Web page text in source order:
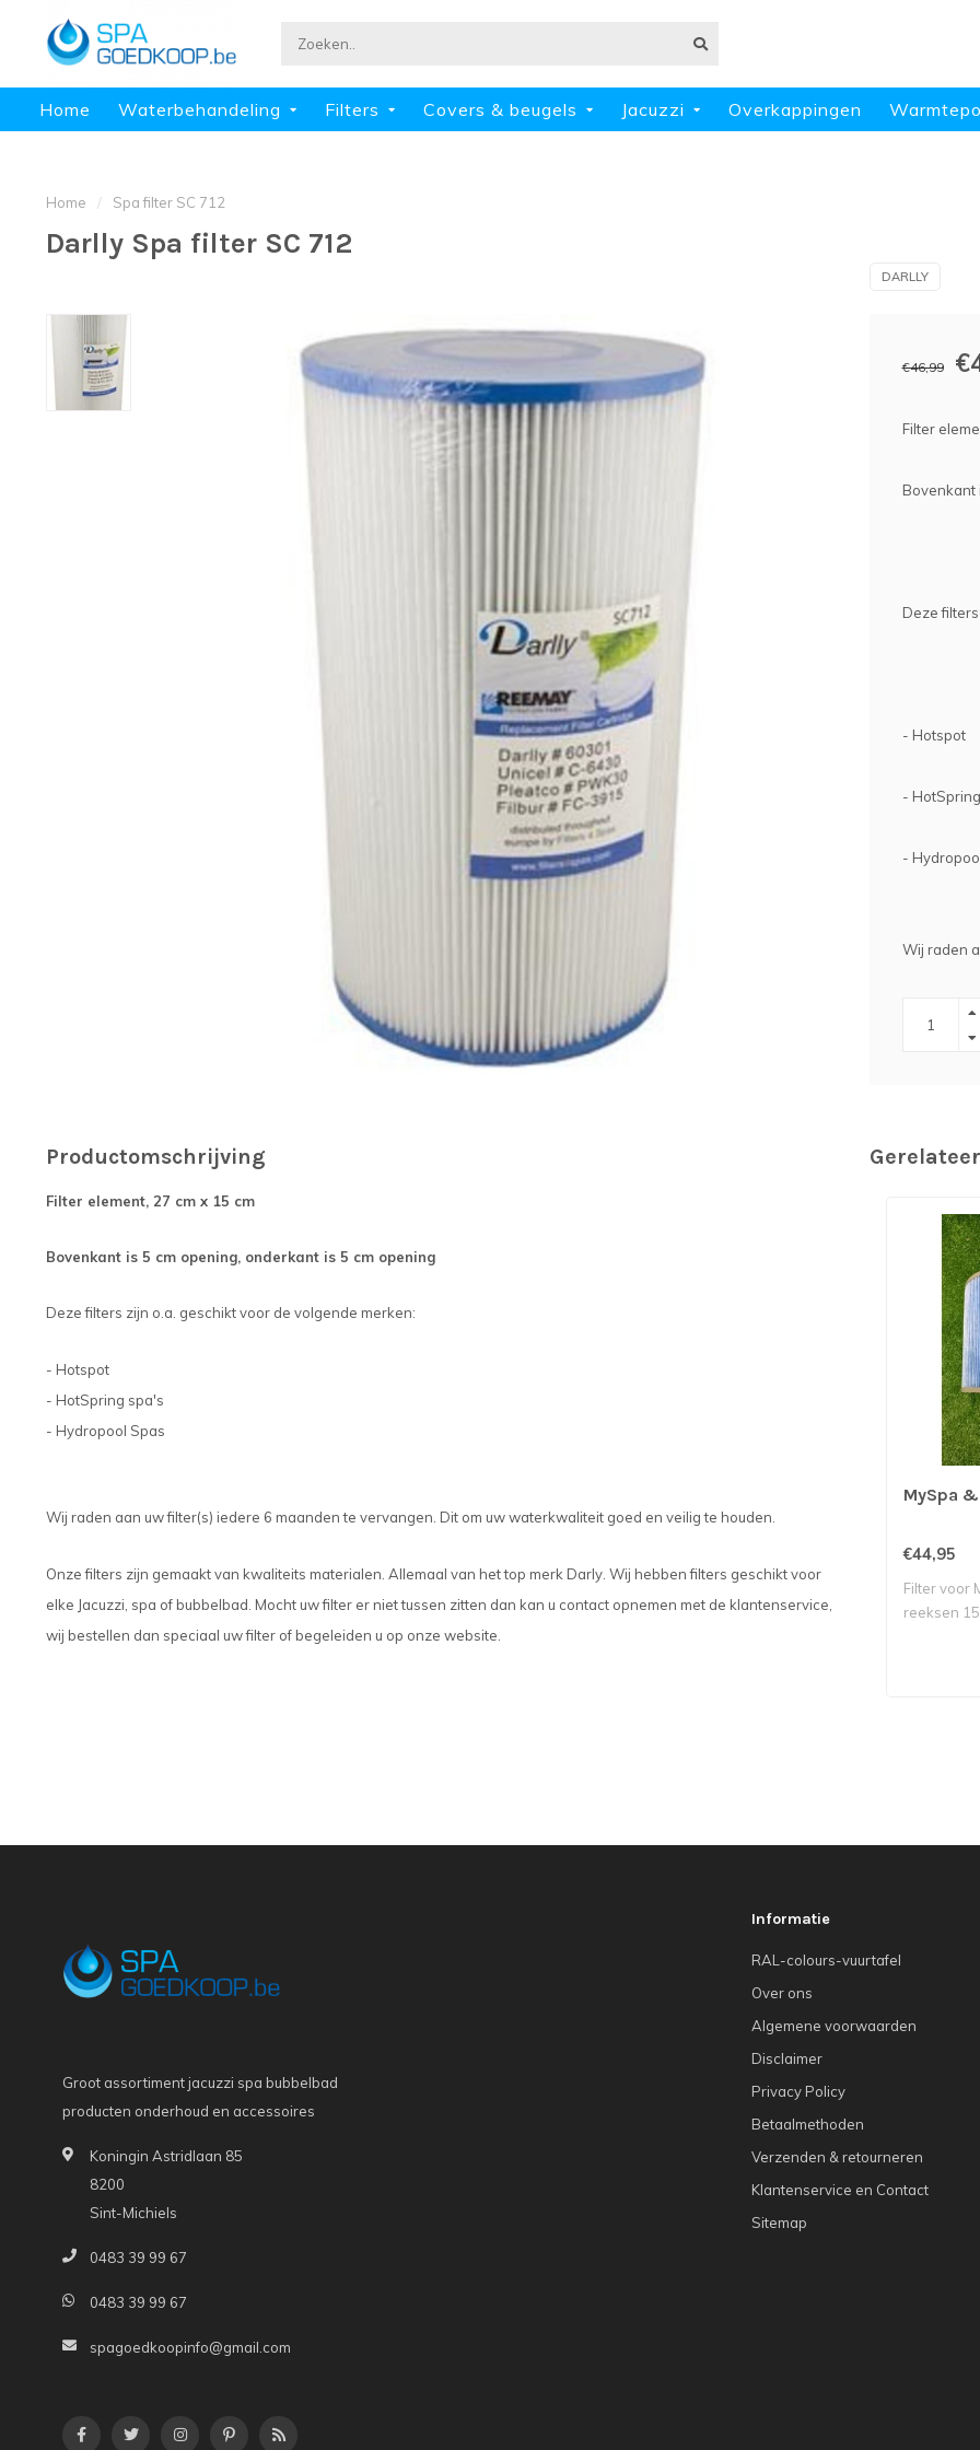
Home Waterbehandeling Filters Covers & beugels Jacuzzi Overkappingen
Home / Spa filter SC 712
Darlly Spa filter SC 712
DARLLY
€46,99
Filter
Bovenkant
Deze
- Hotspot
-
-
Wij raden
Productomschrijving
Filter element, 27 cm x 15 cm
Bovenkant is 5 cm opening, onderkant is 5 cm opening
Deze filters zijn o.a. geschikt voor de volgende merken:
- Hotspot
- HotSpring spa's
- Hydropool Spas
Wij raden aan uw filter(s) iedere 6 maanden te vervangen. Dit om uw waterkwaliteit goed en veilig te houden.
Onze filters zijn gemaakt van kwaliteits materialen. Allemaal van het top merk Darly. Wij hebben filters geschikt voor
elke Jacuzzi, spa of bubbelbad. Mocht uw filter er niet tussen zitten dan kan u contact opnemen met de klantenservice,
wij bestellen dan speciaal uw filter of begeleiden u op onze website.
MySpa
€44,95
Filter voor
reeksen
Groot assortiment jacuzzi spa bubbelbad
producten onderhoud en accessoires
Koningin Astridlaan 85
8200
Sint-Michiels
0483 39 99 67
0483 39 99 67
spagoedkoopinfo@gmail.com
Informatie
RAL-colours-vuurtafel
Over ons
Algemene voorwaarden
Disclaimer
Privacy Policy
Betaalmethoden
Verzenden & retourneren
Klantenservice en Contact
Sitemap